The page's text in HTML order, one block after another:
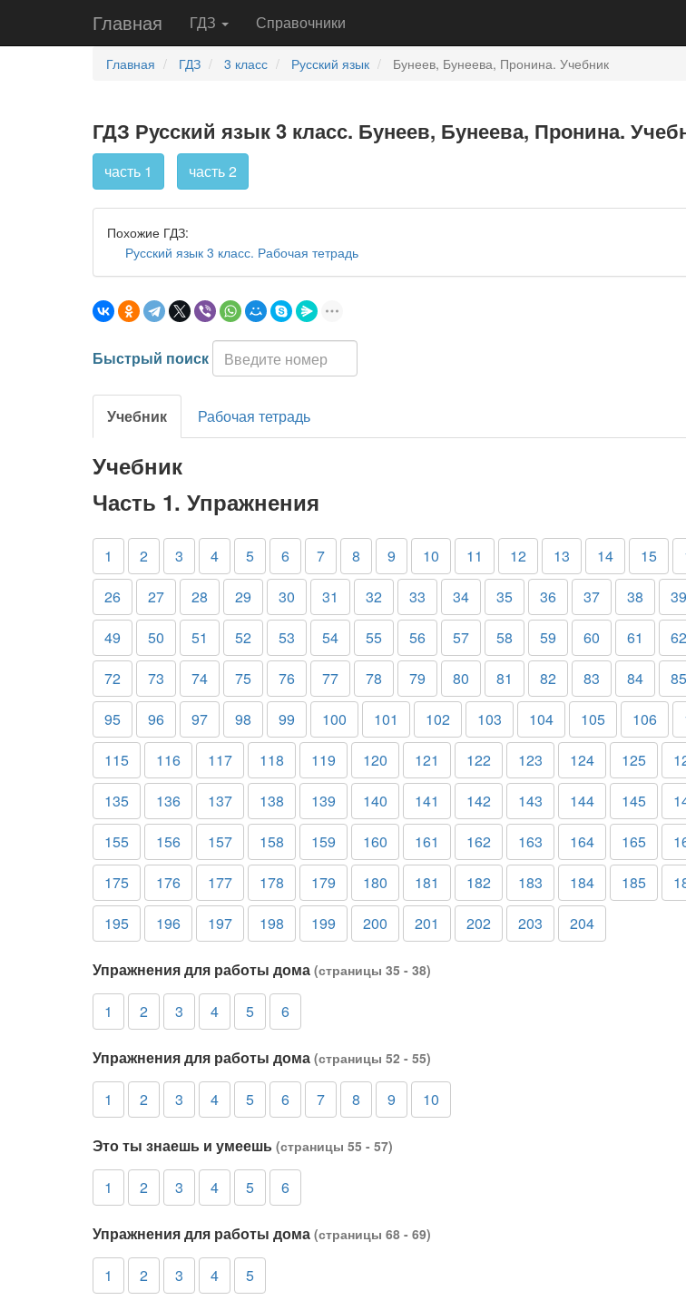
Главная ГДЗ Справочники
Главная ГДЗ 3 класс Русский язык Бунеев, Бунеева, Пронина. Учебник
ГДЗ Русский язык 3 класс. Бунеев, Бунеева, Пронина.
часть 1 часть 2
Похожие ГДЗ:
Русский язык 3 класс. Рабочая тетрадь
Быстрый поиск
Учебник Рабочая тетрадь
Учебник
Часть 1. Упражнения
1 2 3 4 5 6 7 8 9 10 11 12 13 14 15
26
27 28 29 30 31 32 33 34 35 36 37 38 39
49
50 51 52 53 54 55 56 57 58 59 60 61 62
72
73 74 75 76 77 78 79 80 81 82 83 84 85
95
96 97 98 99 100 101 102 103 104 105 106
115
116 117 118 119 120 121 122 123 124 125
135
136 137 138 139 140 141 142 143 144 145
155
156 157 158 159 160 161 162 163 164 165
175
176 177 178 179 180 181 182 183 184 185
195
196 197 198 199 200 201 202 203 204
Упражнения для работы дома (страницы 35 - 38)
1 2 3 4 5 6
Упражнения для работы дома (страницы 52 - 55)
1 2 3 4 5 6 7 8 9 10
Это ты знаешь и умеешь (страницы 55 - 57)
1 2 3 4 5 6
Упражнения для работы дома (страницы 68 - 69)
1 2 3 4 5